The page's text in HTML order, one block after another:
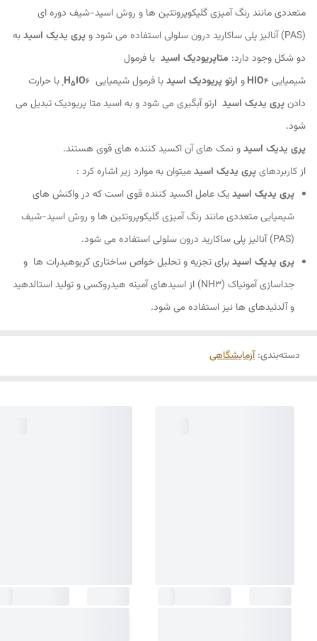
متعددی مانند رنگ آمیزی گلیکوپروتئین ها و روش اسید-شیف دوره ای
(PAS) آنالیز پلی ساکارید درون سلولی استفاده می شود و
پری یدیک اسیدبه
دو شکل وجود دارد: متاپریودیک اسید با فرمول
شیمیایی HIO4 و ارتوپریودیک اسیدبا فرمول شیمیایی 5IO6.
با حرارت
دادنپری یدیک اسید ارتو آبگیری می شود و به اسید متا پریودیک تبدیل می
شود.
پری یدیک اسیدو نمک های آن اکسید کننده های قوی هستند.
از کاربردهایپری یدیک اسیدمیتوان به موارد زیر اشاره کرد :
پری یدیک اسیدیک عامل اکسید کننده قوی است که در واکنش های
شیمیایی متعددی مانند رنگ آمیزی گلیکوپروتئین ها و روش اسید-شیف
(PAS) آنالیز پلی ساکارید درون سلولی استفاده می شود.
پری یدیک اسیدبرای تجزیه و تحلیل خواص ساختاری کربوهیدرات ها و
جداسازی آمونیاک (NH3) از اسیدهای آمینه هیدروکسی و تولید استالدهید
و آلدئیدهای ها نیز استفاده می شود.
دسته‌بندی:آزمایشگاهی